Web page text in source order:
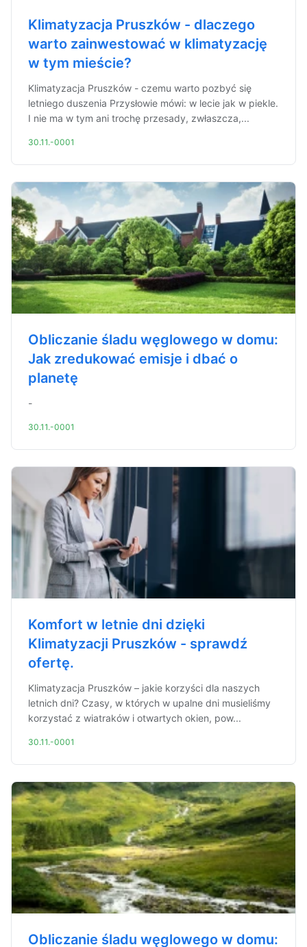
Klimatyzacja Pruszków - dlaczego
warto zainwestować w klimatyzację
w tym mieście?
Klimatyzacja Pruszków - czemu warto pozbyć się
letniego duszenia Przysłowie mówi: w lecie jak w piekle.
I nie ma w tym ani trochę przesady, zwłaszcza,...
30.11.-0001
Obliczanie śladu węglowego w domu:
Jak zredukować emisje i dbać o
planetę
-
30.11.-0001
Komfort w letnie dni dzięki
Klimatyzacji Pruszków - sprawdź
ofertę.
Klimatyzacja Pruszków – jakie korzyści dla naszych
letnich dni? Czasy, w których w upalne dni musieliśmy
korzystać z wiatraków i otwartych okien, pow...
30.11.-0001
Obliczanie śladu węglowego w domu: